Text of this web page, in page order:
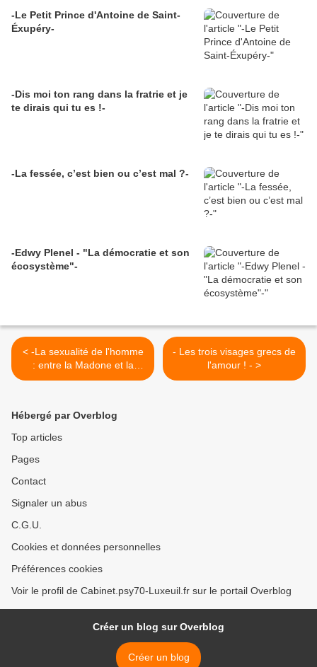
-Le Petit Prince d'Antoine de Saint-
Éxupéry-
-Dis moi ton rang dans la fratrie et je
te dirais qui tu es !-
-La fessée, c’est bien ou c’est mal ?-
-Edwy Plenel - "La démocratie et son
écosystème"-
< -La sexualité de l'homme
: entre la Madone et la
putain !-
- Les trois visages grecs de
l'amour ! - >
Hébergé par Overblog
Top articles
Pages
Contact
Signaler un abus
C.G.U.
Cookies et données personnelles
Préférences cookies
Voir le profil de Cabinet.psy70-Luxeuil.fr sur le portail Overblog
Créer un blog sur Overblog
Créer un blog